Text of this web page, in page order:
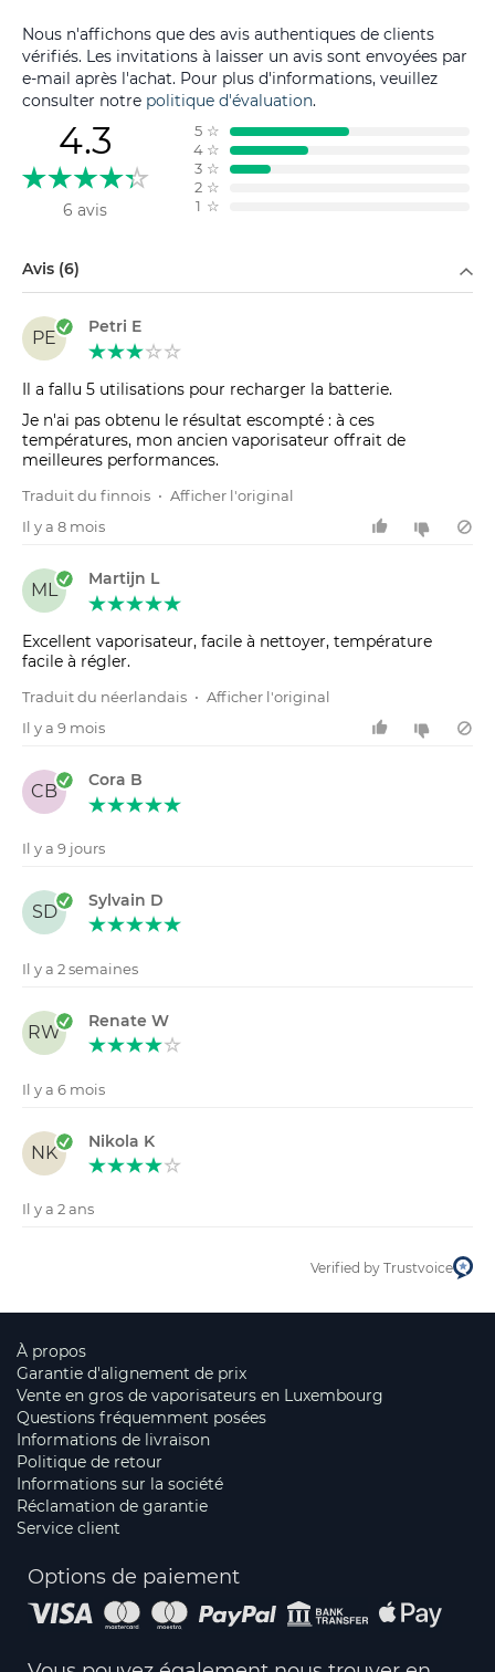
Nous n'affichons que des avis authentiques de clients
vérifiés. Les invitations à laisser un avis sont envoyées par
e-mail après l'achat. Pour plus d'informations, veuillez
consulter notre politique d'évaluation.
4.3
6 avis
5 ☆
4 ☆
3 ☆
2 ☆
1 ☆
Avis (6)
PE
Petri E
Il a fallu 5 utilisations pour recharger la batterie.
Je n'ai pas obtenu le résultat escompté : à ces
températures, mon ancien vaporisateur offrait de
meilleures performances.
Traduit du finnois • Afficher l'original
Il y a 8 mois
ML
Martijn L
Excellent vaporisateur, facile à nettoyer, température
facile à régler.
Traduit du néerlandais • Afficher l'original
Il y a 9 mois
CB
Cora B
Il y a 9 jours
SD
Sylvain D
Il y a 2 semaines
RW
Renate W
Il y a 6 mois
NK
Nikola K
Il y a 2 ans
Verified by Trustvoice
À propos
Garantie d'alignement de prix
Vente en gros de vaporisateurs en Luxembourg
Questions fréquemment posées
Informations de livraison
Politique de retour
Informations sur la société
Réclamation de garantie
Service client
Options de paiement